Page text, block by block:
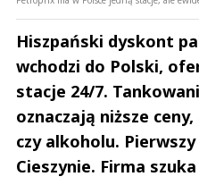
Hiszpański dyskont
wchodzi do Polski,
stacje 24/7.
oznaczają niższe
czy alkoholu.
Cieszynie. Firma